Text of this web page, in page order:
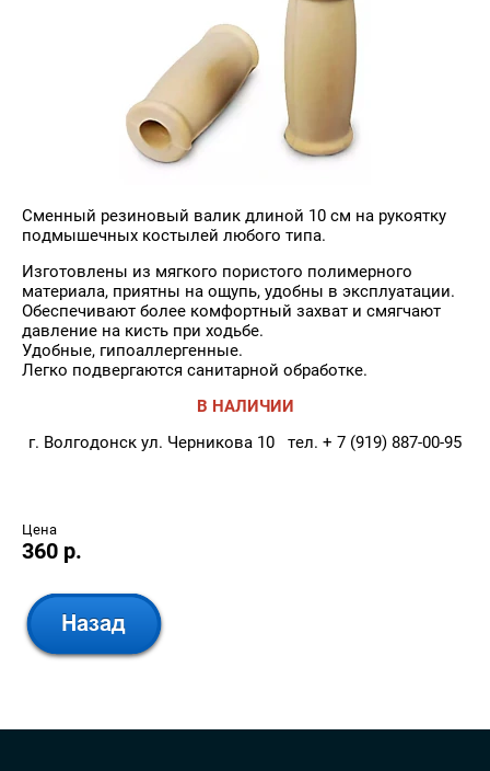
Сменный резиновый валик длиной 10 см на рукоятку
подмышечных костылей любого типа.
Изготовлены из мягкого пористого полимерного
материала, приятны на ощупь, удобны в эксплуатации.
Обеспечивают более комфортный захват и смягчают
давление на кисть при ходьбе.
Удобные, гипоаллергенные.
Легко подвергаются санитарной обработке.
В НАЛИЧИИ
г. Волгодонск ул. Черникова 10 тел. + 7 (919) 887-00-95
Цена
360 р.